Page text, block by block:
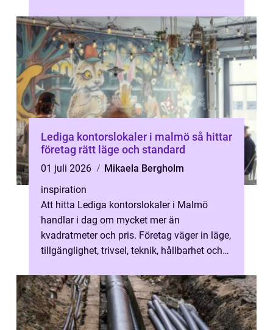
Lediga kontorslokaler i malmö så hittar
företag rätt läge och standard
01 juli 2026
Mikaela Bergholm
inspiration
Att hitta Lediga kontorslokaler i Malmö
handlar i dag om mycket mer än
kvadratmeter och pris. Företag väger in läge,
tillgänglighet, trivsel, teknik, hållbarhet och